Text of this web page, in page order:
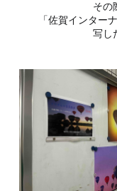
その
「佐賀インター
写し